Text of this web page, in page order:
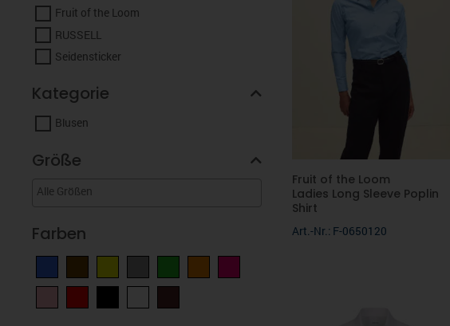
Fruit of the Loom
RUSSELL
Seidensticker
Kategorie
Blusen
Größe
Farben
Fruit of the Loom
Ladies Long Sleeve Poplin
Shirt
Art.-Nr.: F-0650120